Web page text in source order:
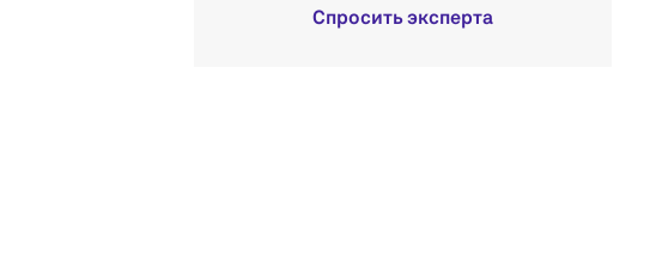
Спросить эксперта